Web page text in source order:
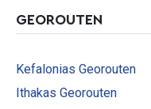
GEOROUTEN
Kefalonias Georouten
Ithakas Georouten